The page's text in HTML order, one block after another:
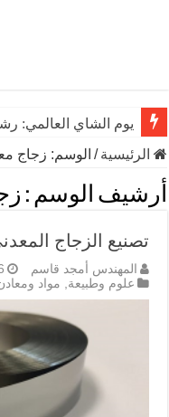
يوم الشاي العالمي:
الرئيسية/ الوسم: زجاج
أرشيف الوسم :
تصنيع الزجاج
المهندس أمجد قاسم
26
علوم وطبيعة, مواد